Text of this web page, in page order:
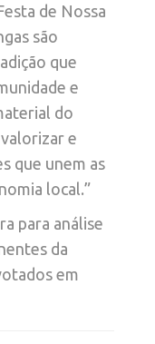
de Nossa
são
que
e
do
e
que unem as
local.”
para análise
da
em